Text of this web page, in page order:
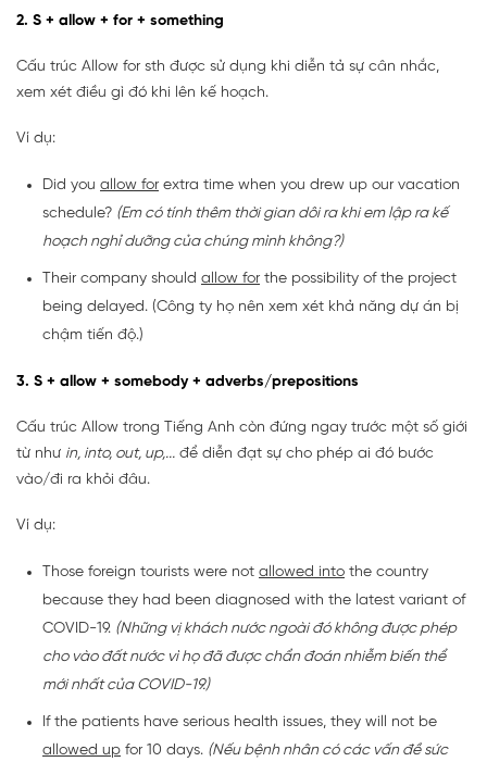
2. S + allow + for + something
Cấu trúc Allow for sth được sử dụng khi diễn tả sự cân nhắc,
xem xét điều gì đó khi lên kế hoạch.
Ví dụ:
Did you allow for extra time when you drew up our vacation
schedule? (Em có tính thêm thời gian dôi ra khi em lập ra kế
hoạch nghỉ dưỡng của chúng mình không?)
Their company should allow for the possibility of the project
being delayed. (Công ty họ nên xem xét khả năng dự án bị
chậm tiến độ.)
3. S + allow + somebody + adverbs/prepositions
Cấu trúc Allow trong Tiếng Anh còn đứng ngay trước một số giới
từ như in, into, out, up,... để diễn đạt sự cho phép ai đó bước
vào/đi ra khỏi đâu.
Ví dụ:
Those foreign tourists were not allowed into the country
because they had been diagnosed with the latest variant of
COVID-19. (Những vị khách nước ngoài đó không được phép
cho vào đất nước vì họ đã được chẩn đoán nhiễm biến thể
mới nhất của COVID-19.)
If the patients have serious health issues, they will not be
allowed up for 10 days. (Nếu bệnh nhân có các vấn đề sức